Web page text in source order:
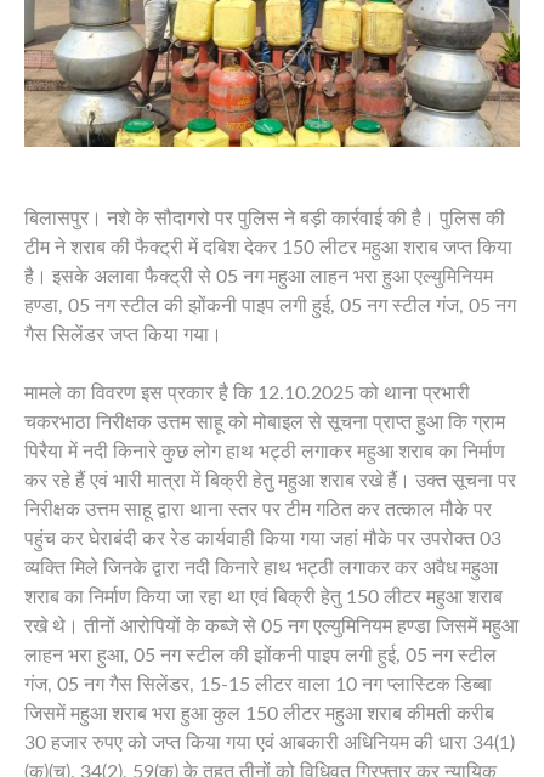
बिलासपुर। नशे के सौदागरो पर पुलिस ने बड़ी कार्रवाई की है। पुलिस की
टीम ने शराब की फैक्ट्री में दबिश देकर 150 लीटर महुआ शराब जप्त किया
है। इसके अलावा फैक्ट्री से 05 नग महुआ लाहन भरा हुआ एल्युमिनियम
हण्डा, 05 नग स्टील की झोंकनी पाइप लगी हुई, 05 नग स्टील गंज, 05 नग
गैस सिलेंडर जप्त किया गया।
मामले का विवरण इस प्रकार है कि 12.10.2025 को थाना प्रभारी
चकरभाठा निरीक्षक उत्तम साहू को मोबाइल से सूचना प्राप्त हुआ कि ग्राम
पिरैया में नदी किनारे कुछ लोग हाथ भट्ठी लगाकर महुआ शराब का निर्माण
कर रहे हैं एवं भारी मात्रा में बिक्री हेतु महुआ शराब रखे हैं। उक्त सूचना पर
निरीक्षक उत्तम साहू द्वारा थाना स्तर पर टीम गठित कर तत्काल मौके पर
पहुंच कर घेराबंदी कर रेड कार्यवाही किया गया जहां मौके पर उपरोक्त 03
व्यक्ति मिले जिनके द्वारा नदी किनारे हाथ भट्ठी लगाकर कर अवैध महुआ
शराब का निर्माण किया जा रहा था एवं बिक्री हेतु 150 लीटर महुआ शराब
रखे थे। तीनों आरोपियों के कब्जे से 05 नग एल्युमिनियम हण्डा जिसमें महुआ
लाहन भरा हुआ, 05 नग स्टील की झोंकनी पाइप लगी हुई, 05 नग स्टील
गंज, 05 नग गैस सिलेंडर, 15-15 लीटर वाला 10 नग प्लास्टिक डिब्बा
जिसमें महुआ शराब भरा हुआ कुल 150 लीटर महुआ शराब कीमती करीब
30 हजार रुपए को जप्त किया गया एवं आबकारी अधिनियम की धारा 34(1)
(क)(च), 34(2), 59(क) के तहत तीनों को विधिवत गिरफ्तार कर न्यायिक